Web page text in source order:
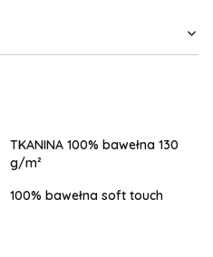
TKANINA 100% bawełna 130
g/m²
100% bawełna soft touch